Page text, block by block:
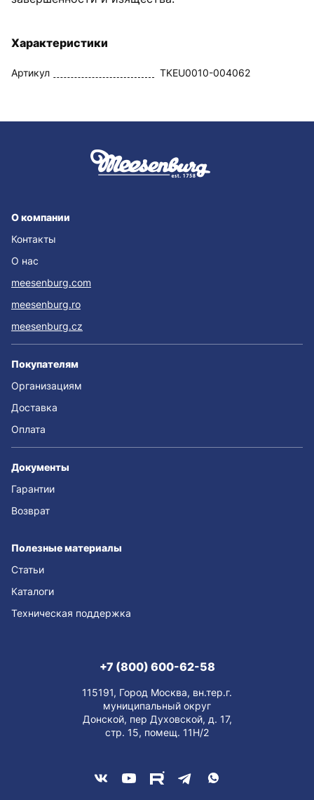
Характеристики
Артикул TKEU0010-004062
О компании
Контакты
О нас
meesenburg.com
meesenburg.ro
meesenburg.cz
Покупателям
Организациям
Доставка
Оплата
Документы
Гарантии
Возврат
Полезные материалы
Статьи
Каталоги
Техническая поддержка
+7 (800) 600-62-58
115191, Город Москва, вн.тер.г.
муниципальный округ
Донской, пер Духовской, д. 17,
стр. 15, помещ. 11Н/2